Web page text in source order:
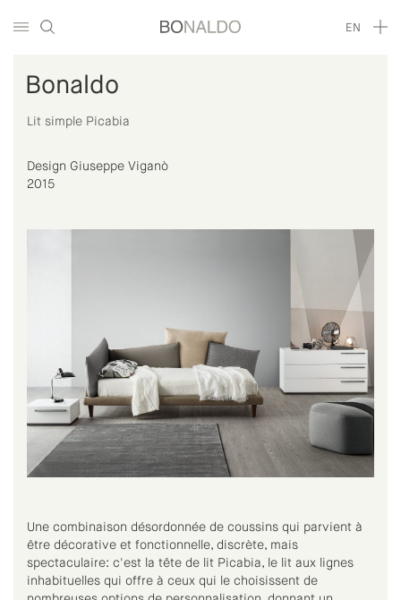
EN
Bonaldo
Lit simple Picabia
Design Giuseppe Viganò
2015
Une combinaison désordonnée de coussins qui parvient à
être décorative et fonctionnelle, discrète, mais
spectaculaire: c'est la tête de lit Picabia, le lit aux lignes
inhabituelles qui offre à ceux qui le choisissent de